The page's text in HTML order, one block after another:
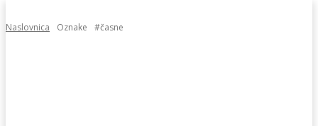
Naslovnica Oznake #časne